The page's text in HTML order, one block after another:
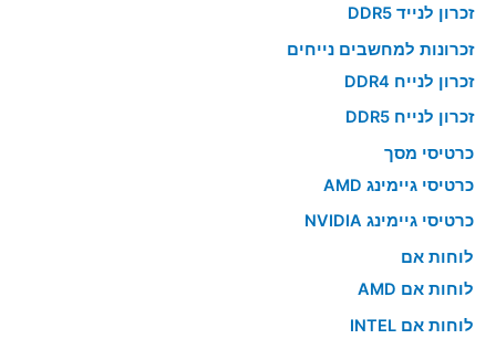
זכרון לנייד DDR5
זכרונות למחשבים נייחים
זכרון לנייח DDR4
זכרון לנייח DDR5
כרטיסי מסך
כרטיסי גיימינג AMD
כרטיסי גיימינג NVIDIA
לוחות אם
לוחות אם AMD
לוחות אם INTEL